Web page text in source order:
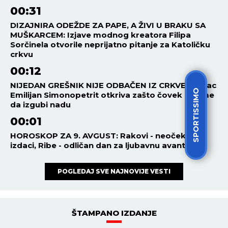
SPORTISSIMO
00:31
DIZAJNIRA ODEŽDE ZA PAPE, A ŽIVI U BRAKU SA
MUŠKARCEM: Izjave modnog kreatora Filipa
Sorčinela otvorile neprijatno pitanje za Katoličku
crkvu
00:12
NIJEDAN GREŠNIK NIJE ODBAČEN IZ CRKVE: Starac
Emilijan Simonopetrit otkriva zašto čovek ne sme
da izgubi nadu
00:01
HOROSKOP ZA 9. AVGUST: Rakovi - neočekivani
izdaci, Ribe - odličan dan za ljubavnu avanturu!
POGLEDAJ SVE NAJNOVIJE VESTI
ŠTAMPANO IZDANJE